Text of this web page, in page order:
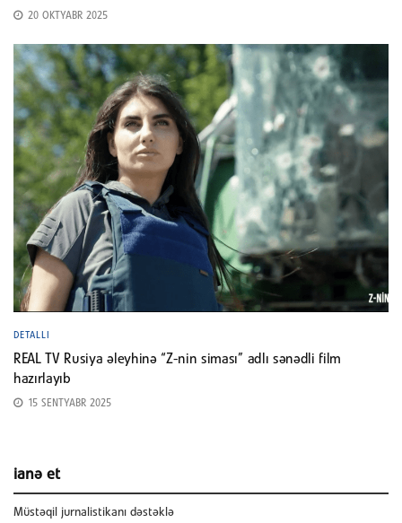
20 OKTYABR 2025
DETALLI
REAL TV Rusiya əleyhinə “Z-nin siması” adlı sənədli film
hazırlayıb
15 SENTYABR 2025
ianə et
Müstəqil jurnalistikanı dəstəklə